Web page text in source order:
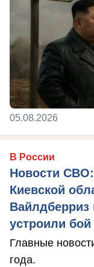
05.08.2026
В России
Новости СВО:
Киевской
Вайлдберриз
устроили бой
Главные
года.